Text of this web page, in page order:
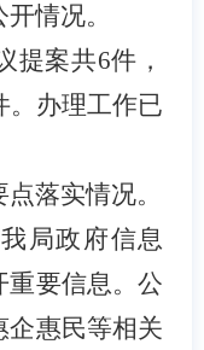
情况。
提案共6件，
。办理工作已
落实情况。
局政府信息
重要信息。公
企惠民等相关